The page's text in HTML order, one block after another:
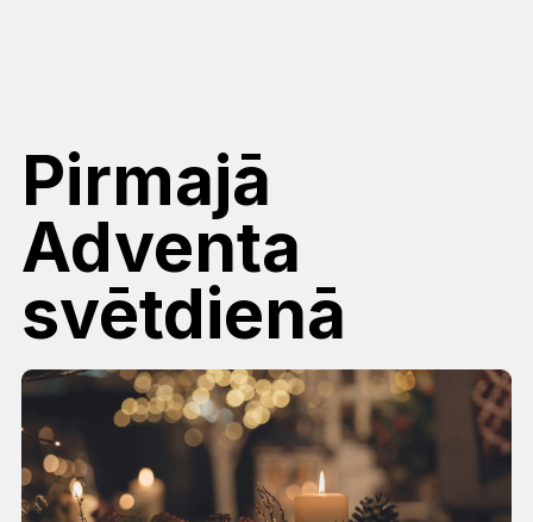
Pirmajā
Adventa
svētdienā